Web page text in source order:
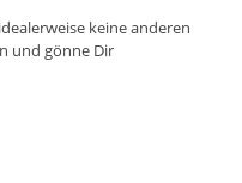
keine anderen
und gönne Dir